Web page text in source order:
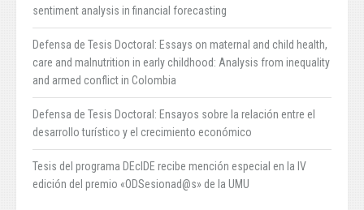
sentiment analysis in financial forecasting
Defensa de Tesis Doctoral: Essays on maternal and child health,
care and malnutrition in early childhood: Analysis from inequality
and armed conflict in Colombia
Defensa de Tesis Doctoral: Ensayos sobre la relación entre el
desarrollo turístico y el crecimiento económico
Tesis del programa DEcIDE recibe mención especial en la IV
edición del premio «ODSesionad@s» de la UMU